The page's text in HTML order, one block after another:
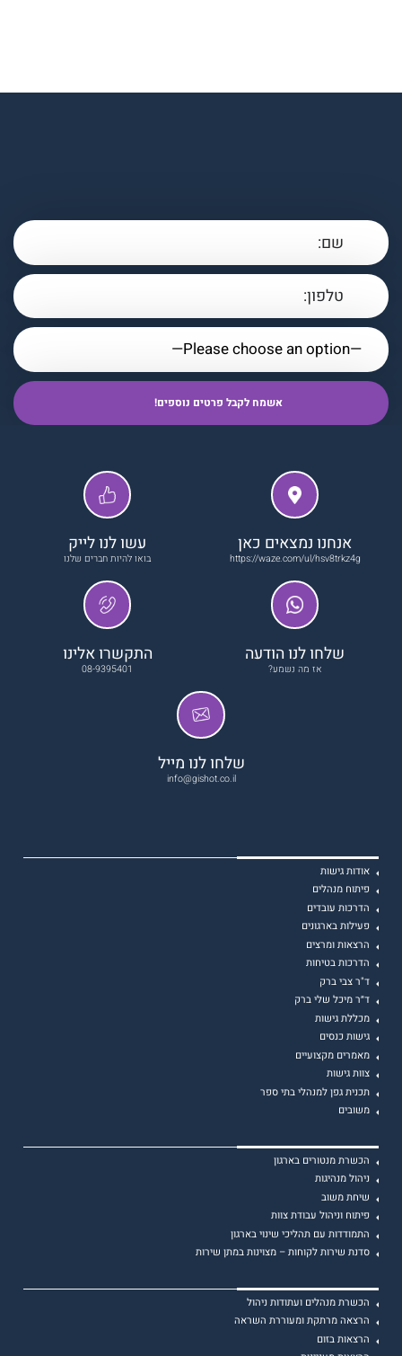
אנחנו נמצאים כאן
https://waze.com/ul/hsv8trkz4g
עשו לנו לייק
בואו להיות חברים שלנו
שלחו לנו הודעה
אז מה נשמע?
התקשרו אלינו
08-9395401
שלחו לנו מייל
info@gishot.co.il
אודות גישות
פיתוח מנהלים
הדרכות עובדים
פעילות בארגונים
הרצאות ומרצים
הדרכות בטיחות
ד"ר צבי ברק
ד״ר מיכל שלי ברק
מכללת גישות
גישות כנסים
מאמרים מקצועיים
צוות גישות
תכנית גפן למנהלי בתי ספר
משובים
הכשרת מנטורים בארגון
ניהול מנהיגות
שיחת משוב
פיתוח וניהול עבודת צוות
התמודדות עם תהליכי שינוי בארגון
סדנת שירות לקוחות – מצוינות במתן שירות
הכשרת מנהלים ועתודות ניהול
הרצאה מרתקת ומעוררת השראה
הרצאות בזום